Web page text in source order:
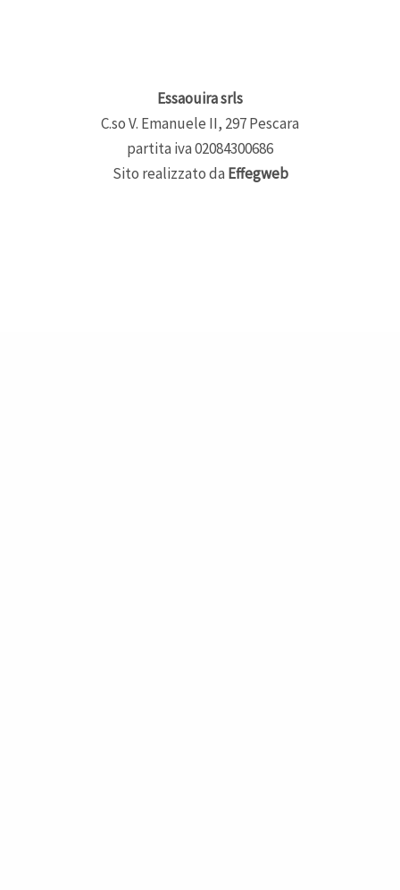
Essaouira srls
C.so V. Emanuele II, 297 Pescara
partita iva 02084300686
Sito realizzato da Effegweb